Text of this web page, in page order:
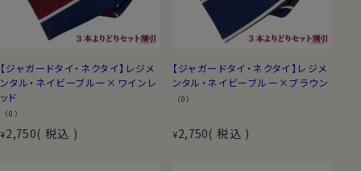
【ジャガードタイ・ネクタイ】レジメ
ンタル・ネイビーブルー×ワインレ
ッド
（0）
¥2,750 税込
【ジャガードタイ・ネクタイ】レジメ
ンタル・ネイビーブルー×ブラウン
（0）
¥2,750 税込